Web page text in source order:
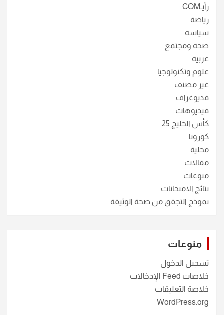
رأيـCOM
رياضة
سياسة
صحة ومجتمع
عربية
علوم وتكنولوجيا
غير مصنف
فديوغراف
فيديوهات
كأس الخليج 25
كورونا
محلية
مقالات
منوعات
نتائج الامتحانات
نموذج التجقق من صحة الوثيقة
منوعات
تسجيل الدخول
خلاصات Feed الإدخالات
خلاصة التعليقات
WordPress.org